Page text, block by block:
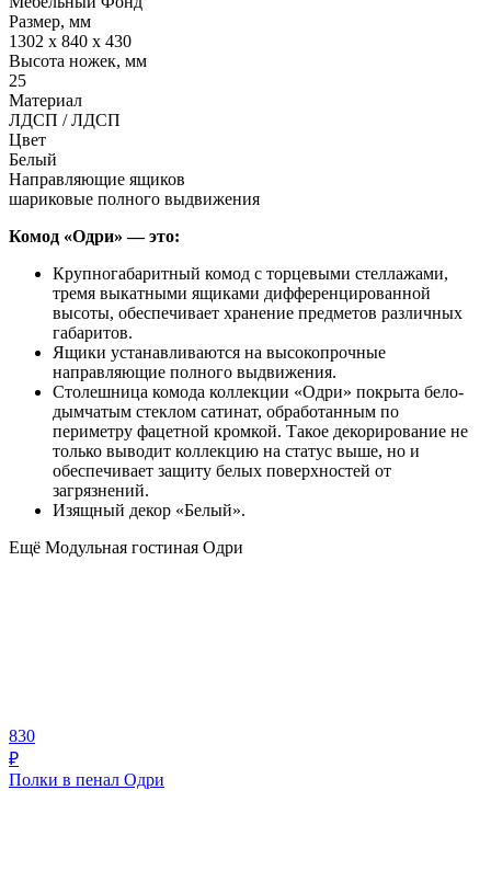
Размер, мм
1302 х 840 х 430
Высота ножек, мм
25
Материал
ЛДСП / ЛДСП
Цвет
Белый
Направляющие ящиков
шариковые полного выдвижения
Комод «Одри» — это:
Крупногабаритный комод с торцевыми стеллажами,
тремя выкатными ящиками дифференцированной
высоты, обеспечивает хранение предметов различных
габаритов.
Ящики устанавливаются на высокопрочные
направляющие полного выдвижения.
Столешница комода коллекции «Одри» покрыта бело-
дымчатым стеклом сатинат, обработанным по
периметру фацетной кромкой. Такое декорирование не
только выводит коллекцию на статус выше, но и
обеспечивает защиту белых поверхностей от
загрязнений.
Изящный декор «Белый».
Ещё Модульная гостиная Одри
830
₽
Полки в пенал Одри